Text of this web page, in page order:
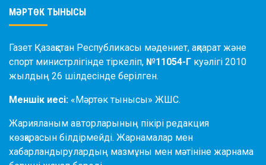
МӘРТӨК ТЫНЫСЫ
Газет Қазақстан Республикасы мәдениет, ақпарат және
спорт министрлігінде тіркеліп, №11054-Г куәлігі 2010
жылдың 26 шілдесінде берілген.
Меншік иесі: «Мәртөк тынысы» ЖШС.
Жарияланым авторларының пікірі редакция
көзқарасын білдірмейді. Жарнамалар мен
хабарландырулардың мазмұны мен мәтініне жарнама